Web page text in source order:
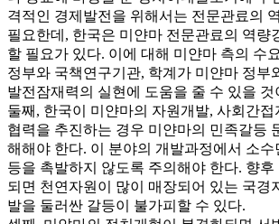
격적인 경제발전을 위해서는 전문관료의
필요한데, 한국은 미얀마 전문관료의 역량
할 필요가 있다. 이에 대해 미얀마 측의 수
정부와 국책연구기관, 학계가 미얀마 정부
발전잠재력의 실현에 도움을 줄 수 있을 것
둘째, 한국이 미얀마의 자원개발, 사회간접
협력을 추진하는 경우 미얀마의 민족갈등
해해야 한다. 이 분야의 개발과정에서 소
등을 촉발하지 않도록 주의해야 한다. 향
되면 천연자원이 많이 매장되어 있는 국경
발을 둘러싼 갈등이 불가피할 수 있다.